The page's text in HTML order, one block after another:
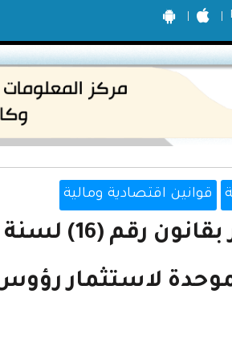
قوانين اقتصادية ومالية
لاستثمار رؤوس